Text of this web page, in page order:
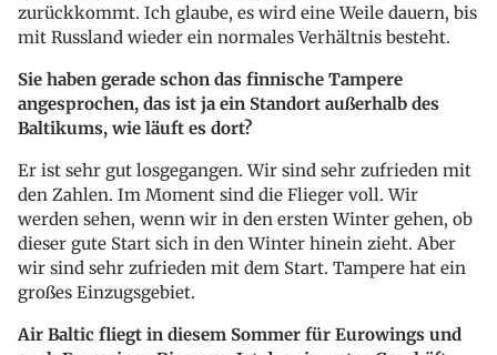
zurückkommt. Ich glaube, es wird eine Weile dauern, bis
mit Russland wieder ein normales Verhältnis besteht.
Sie haben gerade schon das finnische Tampere
angesprochen, das ist ja ein Standort außerhalb des
Baltikums, wie läuft es dort?
Er ist sehr gut losgegangen. Wir sind sehr zufrieden mit
den Zahlen. Im Moment sind die Flieger voll. Wir
werden sehen, wenn wir in den ersten Winter gehen, ob
dieser gute Start sich in den Winter hinein zieht. Aber
wir sind sehr zufrieden mit dem Start. Tampere hat ein
großes Einzugsgebiet.
Air Baltic fliegt in diesem Sommer für Eurowings und